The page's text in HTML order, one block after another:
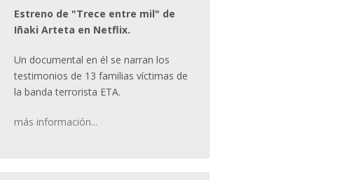
Estreno de "Trece entre mil" de
Iñaki Arteta en Netflix.
Un documental en él se narran los
testimonios de 13 familias víctimas de
la banda terrorista ETA.
más información...